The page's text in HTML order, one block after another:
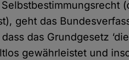
geht das
das Grundgesetz
gewährleistet und